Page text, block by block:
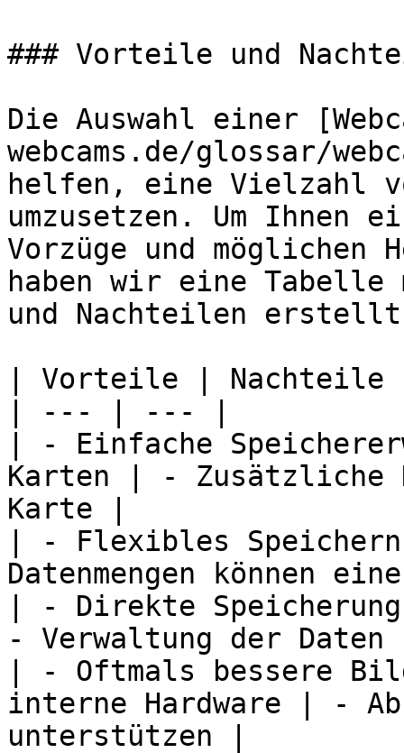
### Vorteile und
Die Auswahl einer
webcams.de/glossar/
helfen, eine Vielzahl
umzusetzen. Um Ihnen
Vorzüge und möglichen
haben wir eine
und Nachteilen
| Vorteile | Nachteile
| --- | --- |
| - Einfache
Karten | - Zusätzliche
Karte |
| - Flexibles Speichern
Datenmengen können
| - Direkte
- Verwaltung der
| - Oftmals bessere
interne Hardware | -
unterstützen |